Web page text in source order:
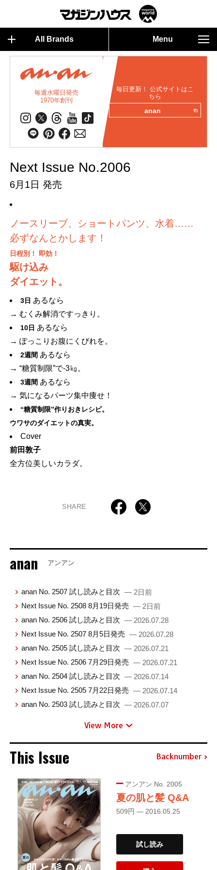
All Brands Menu
毎週水曜日発売
1970年創刊
毎日更新！ 公式サイトはこ
ちら
anan
Next Issue No.2006
6月1日 発売
ノースリーブ、ショートパンツ、水着……
必ずなんとかします！
日程別！ 即効！
駆け込み
ダイエット。
3日 あるなら
→ むくみ解消ですっきり。
10日 あるなら
→ ぽっこりお腹にくびれを。
2週間 あるなら
→ “糖質制限”で-3㎏。
3週間 あるなら
→ 気になるパーツ集中痩せ！
“糖質制限”作りおきレシピ。
ウワサのダイエットの真実。
Cover
前田敦子
全方位美しいカラダ。
SHARE
anan アンアン
anan No. 2507 試し読みと目次 — 2日前
Next Issue No. 2508 8月19日発売 — 2日前
anan No. 2506 試し読みと目次 — 2026.07.28
Next Issue No. 2507 8月5日発売 — 2026.07.28
anan No. 2505 試し読みと目次 — 2026.07.21
Next Issue No. 2506 7月29日発売 — 2026.07.21
anan No. 2504 試し読みと目次 — 2026.07.14
Next Issue No. 2505 7月22日発売 — 2026.07.14
anan No. 2503 試し読みと目次 — 2026.07.07
View More
This Issue Backnumber
アンアン No. 2005
夏の肌と髪 Q&A
509円 — 2016.05.25
試し読み